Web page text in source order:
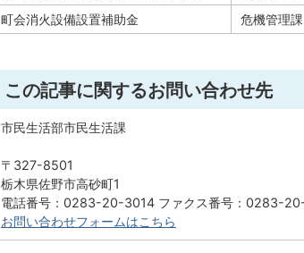
町会消火設備設置補助金
危機管理課
この記事に関するお問い合わせ先
市民生活部市民生活課
〒327-8501
栃木県佐野市高砂町1
電話番号：0283-20-3014 ファクス番号：0283-
お問い合わせフォームはこちら